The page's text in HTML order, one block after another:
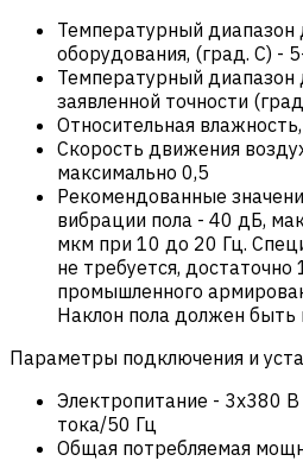
Температурный
оборудования, (град. С) -
Температурный диапазон
заявленной точности
Относительная
Скорость движения
максимально 0,5
Рекомендованные
вибрации пола - 40 дБ,
мкм при 10 до 20 Гц.
не требуется,
промышленного
Наклон пола должен
Параметры подключения и
Электропитание - 3х380 В
тока/50 Гц
Общая потребляемая